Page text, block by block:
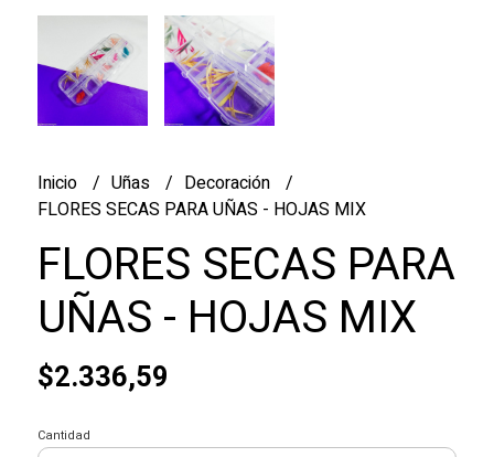
Inicio Uñas
Decoración
FLORES SECAS PARA UÑAS - HOJAS MIX
FLORES SECAS PARA
UÑAS - HOJAS MIX
$2.336,59
Cantidad